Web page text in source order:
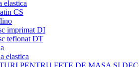
elastica
CS
imprimat DI
teflonat DT
elastica
PENTRU FETE DE MASA SI